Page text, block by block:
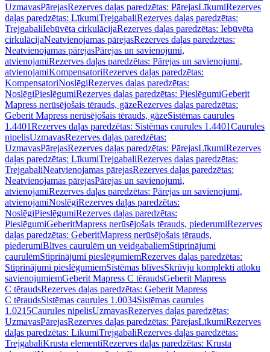
UzmavasPārejasRezerves daļas paredzētas: PārejasLīkumiRezerves
daļas paredzētas: LīkumiTrejgabaliRezerves daļas paredzētas:
TrejgabaliIebūvēta cirkulācijaRezerves daļas paredzētas: Iebūvēta
cirkulācijaNeatvienojamas pārejasRezerves daļas paredzētas:
Neatvienojamas pārejasPārejas un savienojumi,
atvienojamiRezerves daļas paredzētas: Pārejas un savienojumi,
atvienojamiKompensatoriRezerves daļas paredzētas:
KompensatoriNoslēgiRezerves daļas paredzētas:
NoslēgiPieslēgumiRezerves daļas paredzētas: PieslēgumiGeberit
Mapress nerūsējošais tērauds, gāzeRezerves daļas paredzētas:
Geberit Mapress nerūsējošais tērauds, gāzeSistēmas caurules
1.4401Rezerves daļas paredzētas: Sistēmas caurules 1.4401Caurules
nipelisUzmavasRezerves daļas paredzētas:
UzmavasPārejasRezerves daļas paredzētas: PārejasLīkumiRezerves
daļas paredzētas: LīkumiTrejgabaliRezerves daļas paredzētas:
TrejgabaliNeatvienojamas pārejasRezerves daļas paredzētas:
Neatvienojamas pārejasPārejas un savienojumi,
atvienojamiRezerves daļas paredzētas: Pārejas un savienojumi,
atvienojamiNoslēgiRezerves daļas paredzētas:
NoslēgiPieslēgumiRezerves daļas paredzētas:
PieslēgumiGeberitMapress nerūsējošais tērauds, piederumiRezerves
daļas paredzētas: GeberitMapress nerūsējošais tērauds,
piederumiBlīves caurulēm un veidgabaliemStiprinājumi
caurulēmStiprinājumi pieslēgumiemRezerves daļas paredzētas:
Stiprinājumi pieslēgumiemSistēmas blīvesSkrūvju komplekti atloku
savienojumiemGeberit Mapress C tēraudsGeberit Mapress
C tēraudsRezerves daļas paredzētas: Geberit Mapress
C tēraudsSistēmas caurules 1.0034Sistēmas caurules
1.0215Caurules nipelisUzmavasRezerves daļas paredzētas:
UzmavasPārejasRezerves daļas paredzētas: PārejasLīkumiRezerves
daļas paredzētas: LīkumiTrejgabaliRezerves daļas paredzētas:
TrejgabaliKrusta elementiRezerves daļas paredzētas: Krusta